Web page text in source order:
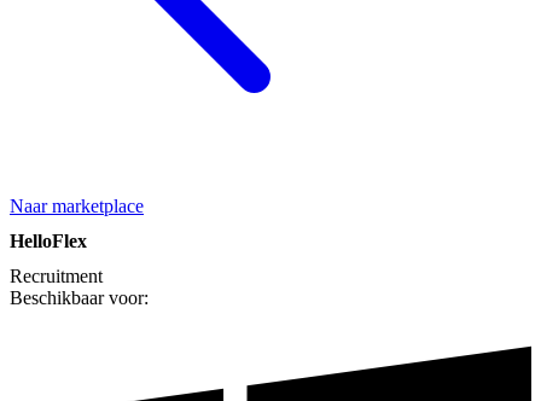
Naar marketplace
HelloFlex
Recruitment
Beschikbaar voor: